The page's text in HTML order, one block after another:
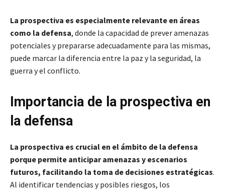
La prospectiva es especialmente relevante en áreas
como la defensa, donde la capacidad de prever amenazas
potenciales y prepararse adecuadamente para las mismas,
puede marcar la diferencia entre la paz y la seguridad, la
guerra y el conflicto.
Importancia de la prospectiva en
la defensa
La prospectiva es crucial en el ámbito de la defensa
porque permite anticipar amenazas y escenarios
futuros, facilitando la toma de decisiones estratégicas.
Al identificar tendencias y posibles riesgos, los